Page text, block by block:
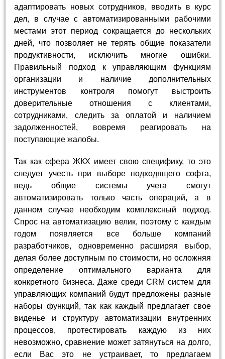
адаптировать новых сотрудников, вводить в курс
дел, в случае с автоматизированными рабочими
местами этот период сокращается до нескольких
дней, что позволяет не терять общие показатели
продуктивности, исключить многие ошибки.
Правильный подход к управляющим функциям
организации и наличие дополнительных
инструментов контроля помогут выстроить
доверительные отношения с клиентами,
сотрудниками, следить за оплатой и наличием
задолженностей, вовремя реагировать на
поступающие жалобы.
Так как сфера ЖКХ имеет свою специфику, то это
следует учесть при выборе подходящего софта,
ведь общие системы учета смогут
автоматизировать только часть операций, а в
данном случае необходим комплексный подход.
Спрос на автоматизацию велик, поэтому с каждым
годом появляется все больше компаний
разработчиков, одновременно расширяя выбор,
делая более доступным по стоимости, но осложняя
определение оптимального варианта для
конкретного бизнеса. Даже среди CRM систем для
управляющих компаний будут предложены разные
наборы функций, так как каждый предлагает свое
виденье и структуру автоматизации внутренних
процессов, протестировать каждую из них
невозможно, сравнение может затянуться на долго,
если Вас это не устраивает, то предлагаем